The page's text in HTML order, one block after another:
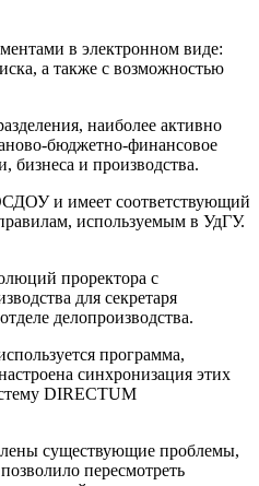
в электронном виде:
а также с возможностью
наиболее активно
бюджетно-финансовое
бизнеса и производства.
и имеет соответствующий
используемым в УдГУ.
проректора с
для секретаря
делопроизводства.
программа,
синхронизация этих
DIRECTUM
существующие проблемы,
пересмотреть